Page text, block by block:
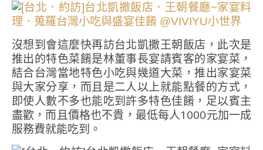
沒想到會這麼快再訪台北凱撒王朝飯店，此次是
推出的特色菜餚是林董事長宴請賓客的家宴菜，
結合台灣當地特色小吃與幾道大菜，推出家宴菜
與大家分享，而且是二人以上就能點餐的方式，
即使人數不多也能吃到許多特色佳餚，足以賓主
盡歡，而且價格也不貴，最低每人1000元加一成
服務費就能吃到。